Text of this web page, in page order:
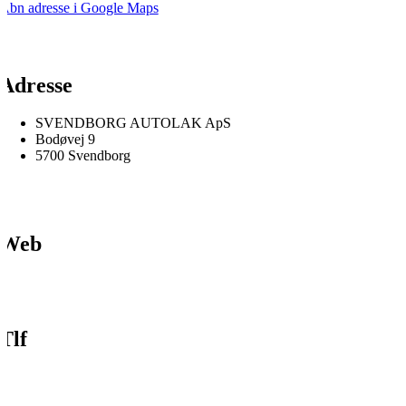
adresse i Google Maps
SVENDBORG AUTOLAK ApS
Bodøvej 9
5700 Svendborg